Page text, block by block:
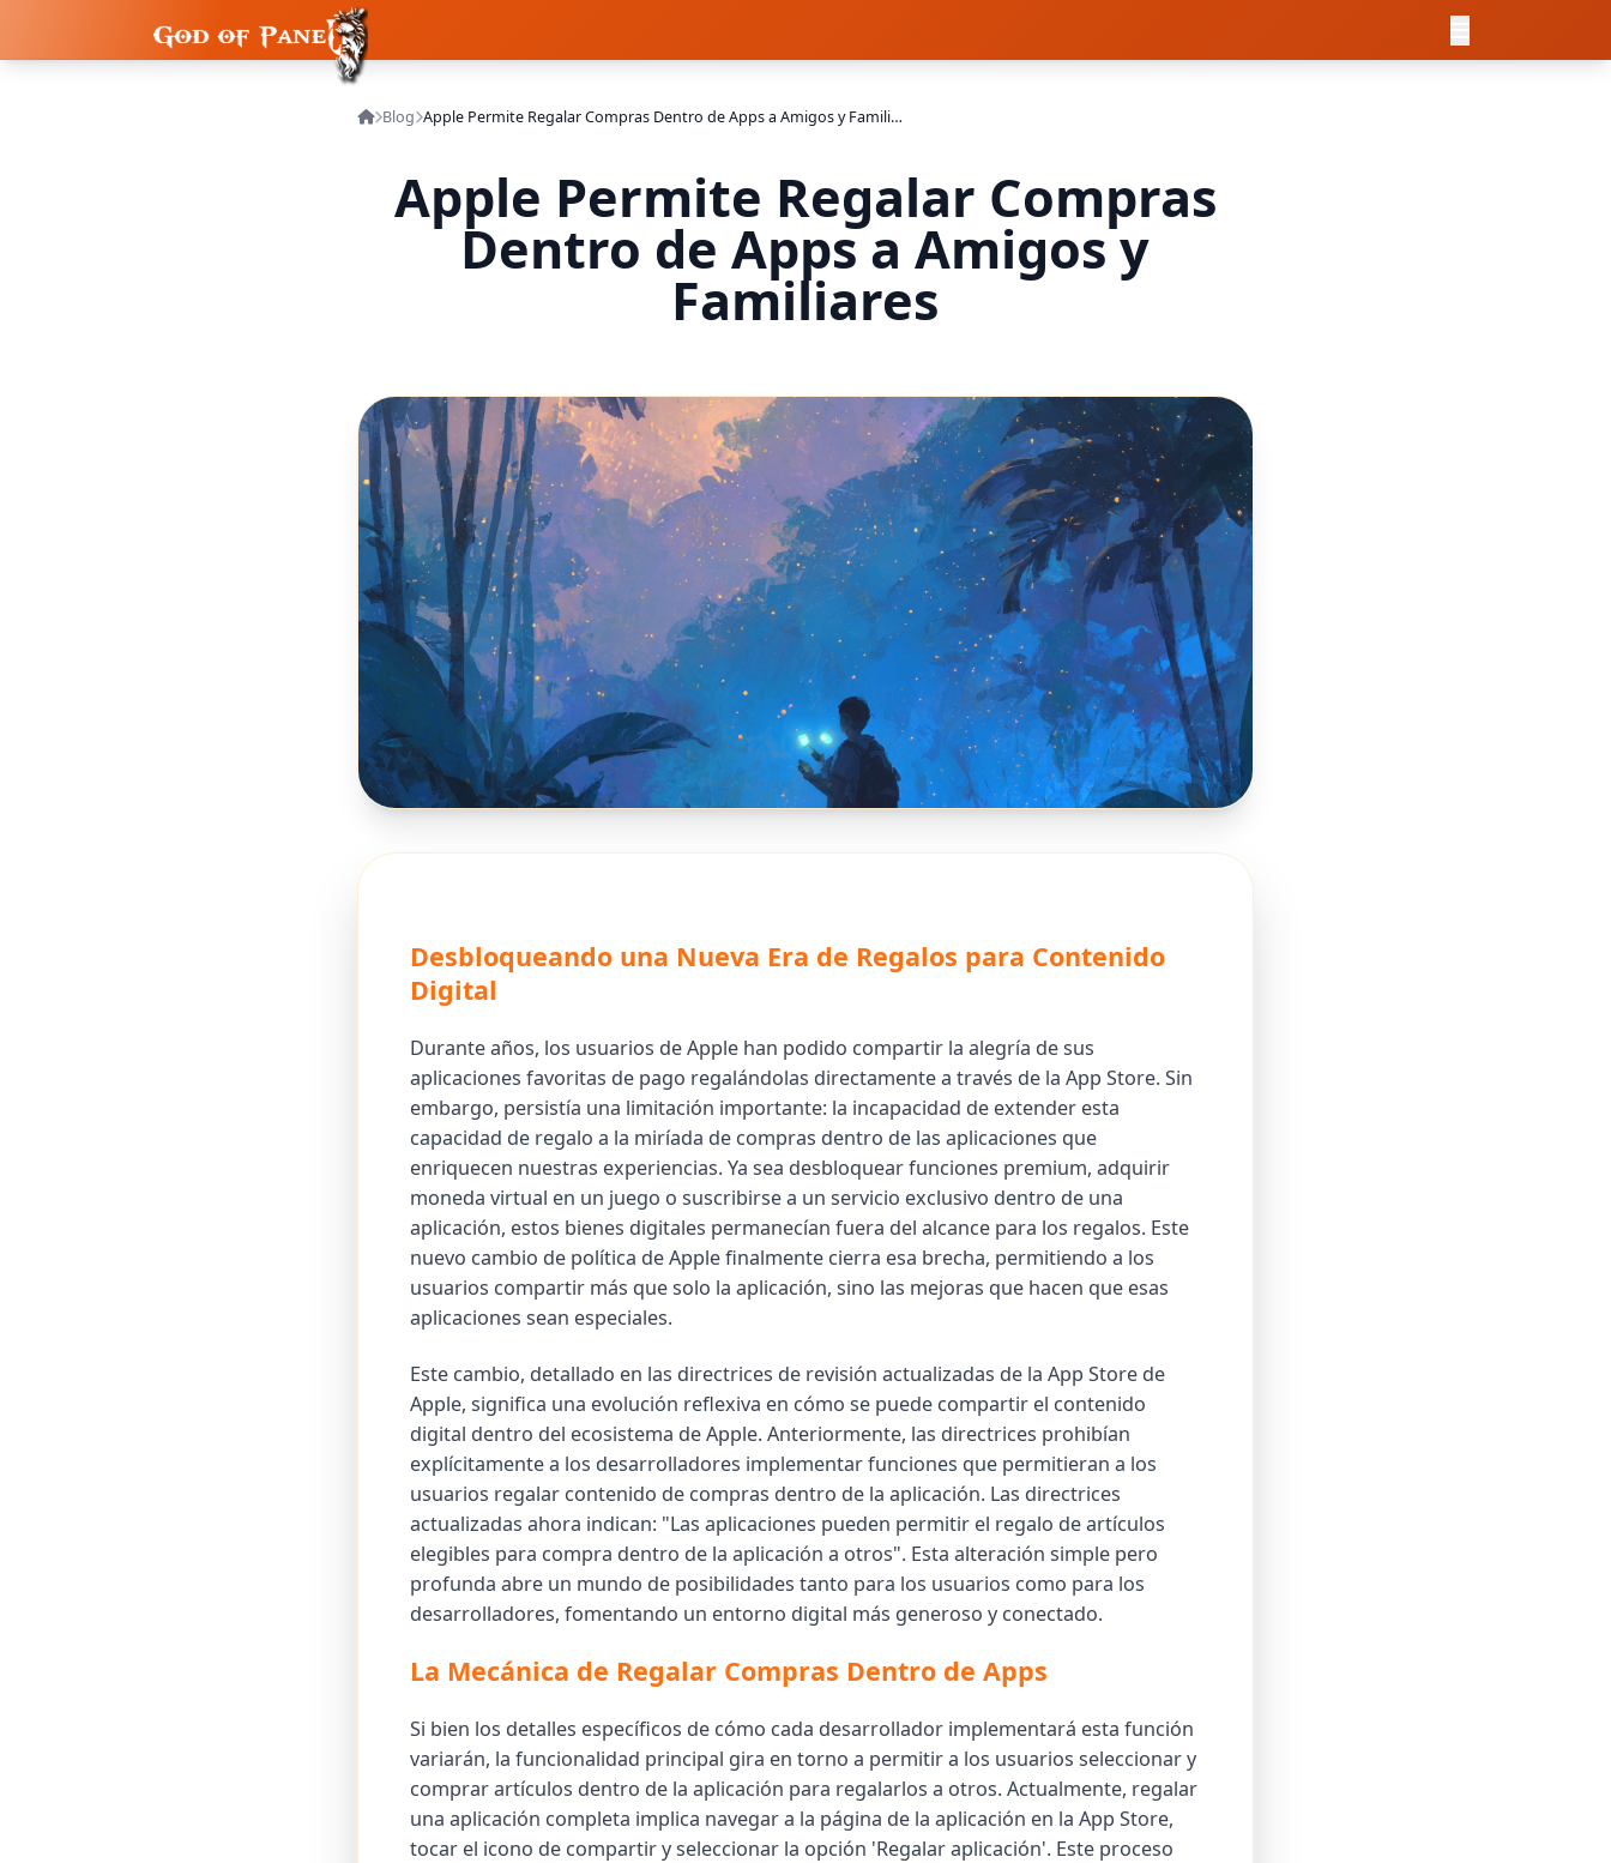
Blog Apple Permite Regalar Compras Dentro de Apps a Amigos y Familiares
Apple Permite Regalar Compras
Dentro de Apps a Amigos y
Familiares
Desbloqueando una Nueva Era de Regalos para Contenido
Digital
Durante años, los usuarios de Apple han podido compartir la alegría de sus
aplicaciones favoritas de pago regalándolas directamente a través de la App Store. Sin
embargo, persistía una limitación importante: la incapacidad de extender esta
capacidad de regalo a la miríada de compras dentro de las aplicaciones que
enriquecen nuestras experiencias. Ya sea desbloquear funciones premium, adquirir
moneda virtual en un juego o suscribirse a un servicio exclusivo dentro de una
aplicación, estos bienes digitales permanecían fuera del alcance para los regalos. Este
nuevo cambio de política de Apple finalmente cierra esa brecha, permitiendo a los
usuarios compartir más que solo la aplicación, sino las mejoras que hacen que esas
aplicaciones sean especiales.
Este cambio, detallado en las directrices de revisión actualizadas de la App Store de
Apple, significa una evolución reflexiva en cómo se puede compartir el contenido
digital dentro del ecosistema de Apple. Anteriormente, las directrices prohibían
explícitamente a los desarrolladores implementar funciones que permitieran a los
usuarios regalar contenido de compras dentro de la aplicación. Las directrices
actualizadas ahora indican: "Las aplicaciones pueden permitir el regalo de artículos
elegibles para compra dentro de la aplicación a otros". Esta alteración simple pero
profunda abre un mundo de posibilidades tanto para los usuarios como para los
desarrolladores, fomentando un entorno digital más generoso y conectado.
La Mecánica de Regalar Compras Dentro de Apps
Si bien los detalles específicos de cómo cada desarrollador implementará esta función
variarán, la funcionalidad principal gira en torno a permitir a los usuarios seleccionar y
comprar artículos dentro de la aplicación para regalarlos a otros. Actualmente, regalar
una aplicación completa implica navegar a la página de la aplicación en la App Store,
tocar el icono de compartir y seleccionar la opción 'Regalar aplicación'. Este proceso